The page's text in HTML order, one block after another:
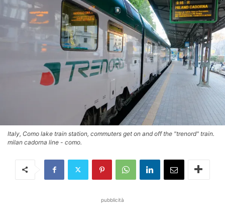
Italy, Como lake train station, commuters get on and off the "trenord" train.
milan cadorna line - como.
pubblicità